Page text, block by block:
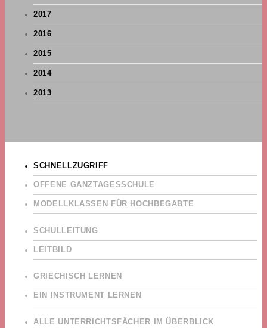
2017
2016
2015
2014
2013
SCHNELLZUGRIFF
OFFENE GANZTAGESSCHULE
MODELLKLASSEN FÜR HOCHBEGABTE
SCHULLEITUNG
LEITBILD
GRIECHISCH LERNEN
EIN INSTRUMENT LERNEN
ALLE UNTERRICHTSFÄCHER IM ÜBERBLICK